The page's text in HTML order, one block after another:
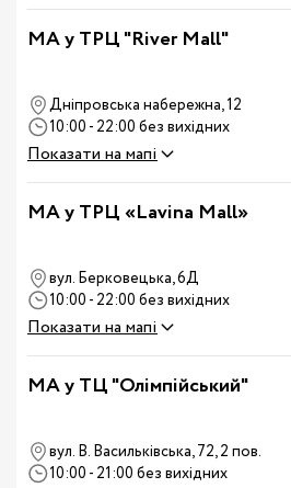
MA у ТРЦ "River Mall"
Дніпровська набережна, 12
10:00 - 22:00 без вихідних
Показати на мапі
MA у ТРЦ «Lavina Mall»
вул. Берковецька, 6Д
10:00 - 22:00 без вихідних
Показати на мапі
MA у ТЦ "Олімпійський"
вул. В. Васильківська, 72, 2 пов.
10:00 - 21:00 без вихідних